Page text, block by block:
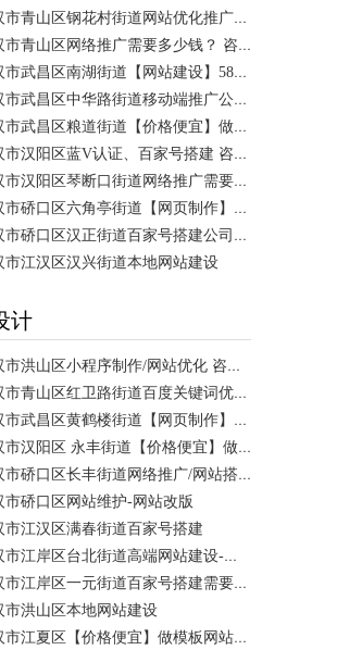
湖北省武汉市青山区钢花村街道网站优化推广外包|小程序开发 咨询服务
湖北省武汉市青山区网络推广需要多少钱？ 咨询服务
湖北省武汉市武昌区南湖街道【网站建设】58网络推广
湖北省武汉市武昌区中华路街道移动端推广公司【网站建设一条龙】
湖北省武汉市武昌区粮道街道【价格便宜】做模板网站 咨询服务
湖北省武汉市汉阳区蓝V认证、百家号搭建 咨询服务
湖北省武汉市汉阳区琴断口街道网络推广需要多少钱？
湖北省武汉市硚口区六角亭街道【网页制作】网站维护
湖北省武汉市硚口区汉正街道百家号搭建公司【网站建设一条龙】
市江汉区汉兴街道本地网站建设
计
湖北省武汉市洪山区小程序制作/网站优化 咨询服务
湖北省武汉市青山区红卫路街道百度关键词优化排名、搜索推广 咨询服务
湖北省武汉市武昌区黄鹤楼街道【网页制作】网站维护
湖北省武汉市汉阳区 永丰街道【价格便宜】做模板网站 咨询服务
湖北省武汉市硚口区长丰街道网络推广/网站搭建需要多少钱？
市硚口区网站维护-网站改版
市江汉区满春街道百家号搭建
湖北省武汉市江岸区台北街道高端网站建设-【网站建设】做一个网站大概需要多少钱？
湖北省武汉市江岸区一元街道百家号搭建需要多少钱？
市洪山区本地网站建设
湖北省武汉市江夏区【价格便宜】做模板网站需要多少钱？